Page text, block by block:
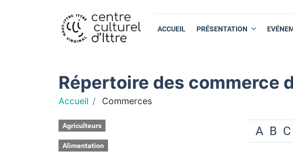
ACCUEIL PRÉSENTATION
Répertoire des commerce
Accueil Commerces
Agriculteurs
Alimentation
A B C